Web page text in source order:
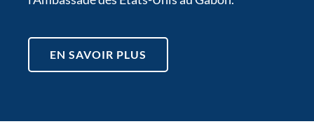
EN SAVOIR PLUS